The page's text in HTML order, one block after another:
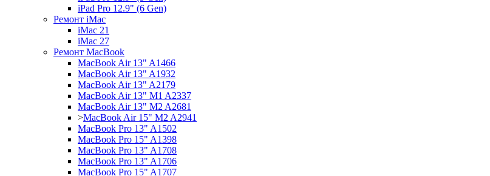
iPad Pro 12.9" (6 Gen)
Ремонт iMac
iMac 21
iMac 27
Ремонт MacBook
MacBook Air 13" A1466
MacBook Air 13" A1932
MacBook Air 13" A2179
MacBook Air 13" M1 A2337
MacBook Air 13" M2 A2681
>MacBook Air 15" M2 A2941
MacBook Pro 13" A1502
MacBook Pro 15" A1398
MacBook Pro 13" A1708
MacBook Pro 13" A1706
MacBook Pro 15" A1707